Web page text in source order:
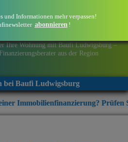
Ihre Wohnung mit Baufi Ludwigsburg –
aus der Region
bei Baufi Ludwigsburg
Prüfen Sie jetzt die
und Informationen mehr verpassen!
abonnieren !